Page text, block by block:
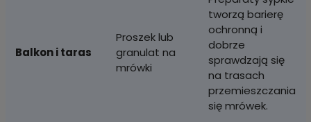
Balkon i taras
Proszek lub
granulat na
mrówki
tworzą barierę
ochronną i
dobrze
sprawdzają się
na trasach
przemieszczania
się mrówek.